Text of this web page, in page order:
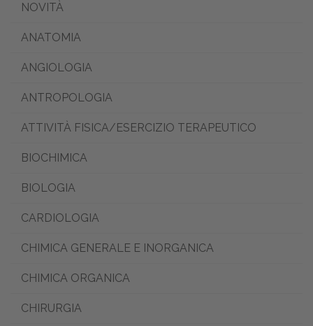
NOVITÀ
ANATOMIA
ANGIOLOGIA
ANTROPOLOGIA
ATTIVITÀ FISICA/ESERCIZIO TERAPEUTICO
BIOCHIMICA
BIOLOGIA
CARDIOLOGIA
CHIMICA GENERALE E INORGANICA
CHIMICA ORGANICA
CHIRURGIA